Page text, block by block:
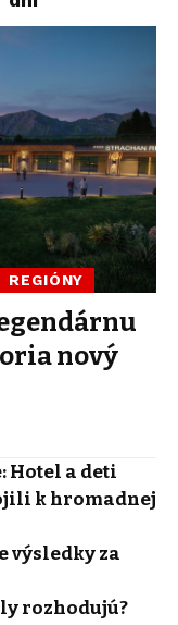
REGIÓNY
nový
Hotel a deti
k hromadnej
výsledky za
rozhodujú?